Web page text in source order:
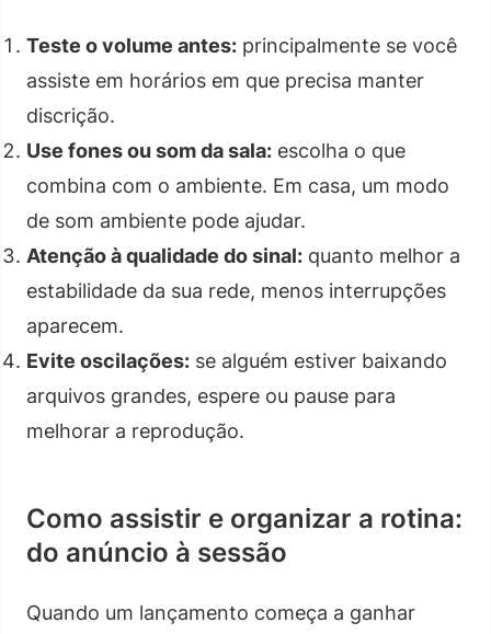
Teste o volume antes: principalmente se você
assiste em horários em que precisa manter
discrição.
Use fones ou som da sala: escolha o que
combina com o ambiente. Em casa, um modo
de som ambiente pode ajudar.
Atenção à qualidade do sinal: quanto melhor a
estabilidade da sua rede, menos interrupções
aparecem.
Evite oscilações: se alguém estiver baixando
arquivos grandes, espere ou pause para
melhorar a reprodução.
Como assistir e organizar a rotina:
do anúncio à sessão
Quando um lançamento começa a ganhar